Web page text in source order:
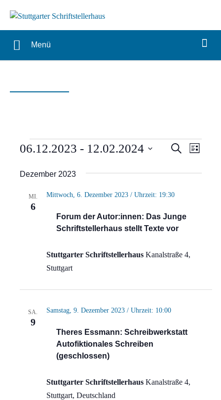
Menü
Veranstaltungen SucheListe
06.12.2023 - 12.02.2024
wählen.
Dezember 2023
MI.
6
Forum der Autor:innen: Das Junge
Schriftstellerhaus stellt Texte vor
Mittwoch, 6. Dezember 2023 / Uhrzeit: 19:30
Stuttgarter Schriftstellerhaus Kanalstraße 4,
Stuttgart
SA.
9
Theres Essmann: Schreibwerkstatt
Autofiktionales Schreiben
(geschlossen)
Samstag, 9. Dezember 2023 / Uhrzeit: 10:00
Stuttgarter Schriftstellerhaus Kanalstraße 4,
Stuttgart, Deutschland